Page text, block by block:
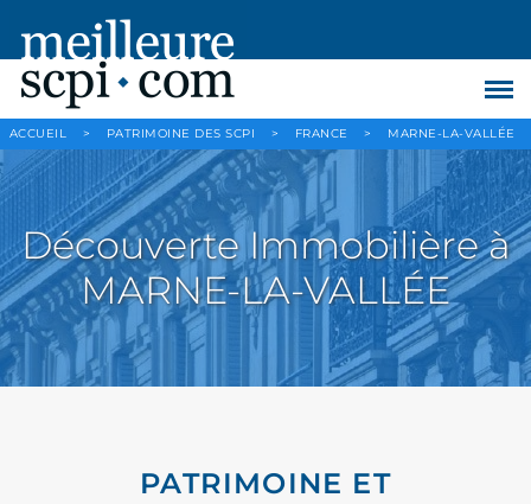
ACCUEIL > PATRIMOINE DES SCPI > FRANCE > MARNE-LA-VALLÉE
Découverte Immobilière à
MARNE-LA-VALLÉE
PATRIMOINE ET